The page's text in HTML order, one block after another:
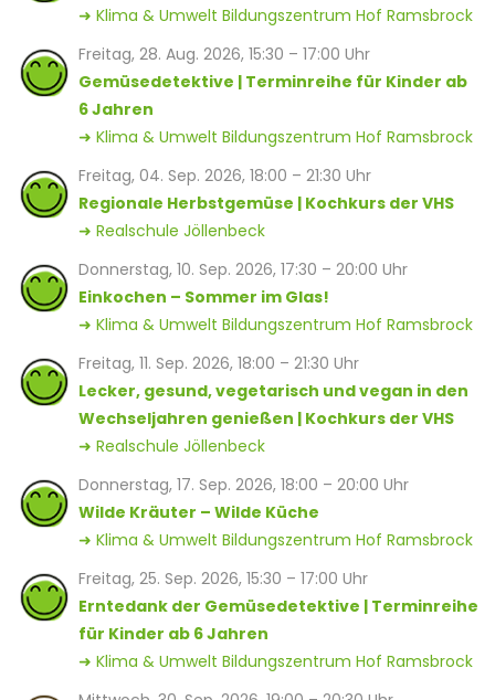
➜ Klima & Umwelt Bildungszentrum Hof Ramsbrock
Freitag, 28. Aug. 2026, 15:30 – 17:00 Uhr
Gemüsedetektive | Terminreihe für Kinder ab
6 Jahren
➜ Klima & Umwelt Bildungszentrum Hof Ramsbrock
Freitag, 04. Sep. 2026, 18:00 – 21:30 Uhr
Regionale Herbstgemüse | Kochkurs der VHS
➜ Realschule Jöllenbeck
Donnerstag, 10. Sep. 2026, 17:30 – 20:00 Uhr
Einkochen – Sommer im Glas!
➜ Klima & Umwelt Bildungszentrum Hof Ramsbrock
Freitag, 11. Sep. 2026, 18:00 – 21:30 Uhr
Lecker, gesund, vegetarisch und vegan in den
Wechseljahren genießen | Kochkurs der VHS
➜ Realschule Jöllenbeck
Donnerstag, 17. Sep. 2026, 18:00 – 20:00 Uhr
Wilde Kräuter – Wilde Küche
➜ Klima & Umwelt Bildungszentrum Hof Ramsbrock
Freitag, 25. Sep. 2026, 15:30 – 17:00 Uhr
Erntedank der Gemüsedetektive | Terminreihe
für Kinder ab 6 Jahren
➜ Klima & Umwelt Bildungszentrum Hof Ramsbrock